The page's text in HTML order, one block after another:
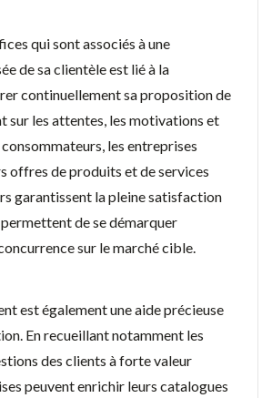
qui sont associés à une
de sa clientèle est lié à la
continuellement sa proposition de
sur les attentes, les motivations et
les entreprises
offres de produits et de services
garantissent la pleine satisfaction
permettent de se démarquer
sur le marché cible.
est également une aide précieuse
En recueillant notamment les
des clients à forte valeur
peuvent enrichir leurs catalogues